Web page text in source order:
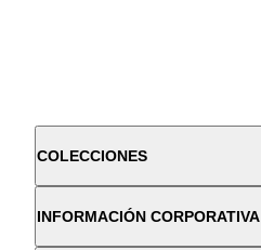
COLECCIONES
INFORMACIÓN CORPORATIVA